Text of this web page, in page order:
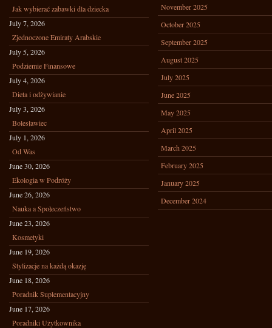
Jak wybierać zabawki dla dziecka
July 7, 2026
Zjednoczone Emiraty Arabskie
July 5, 2026
Podziemie Finansowe
July 4, 2026
Dieta i odżywianie
July 3, 2026
Bolesławiec
July 1, 2026
Od Was
June 30, 2026
Ekologia w Podróży
June 26, 2026
Nauka a Społeczeństwo
June 23, 2026
Kosmetyki
June 19, 2026
Stylizacje na każdą okazję
June 18, 2026
Poradnik Suplementacyjny
June 17, 2026
Poradniki Użytkownika
November 2025
October 2025
September 2025
August 2025
July 2025
June 2025
May 2025
April 2025
March 2025
February 2025
January 2025
December 2024